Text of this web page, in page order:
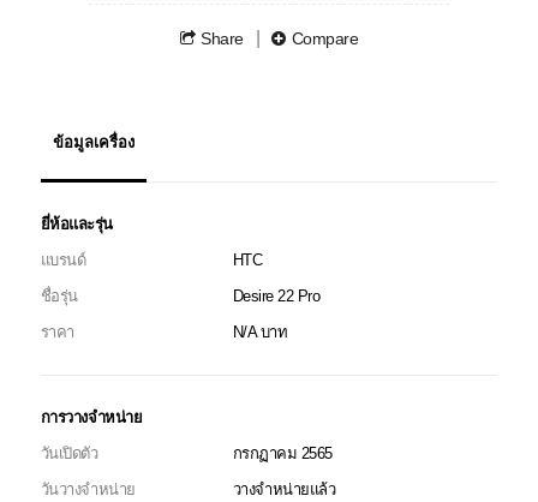
Share Compare
ข้อมูลเครื่อง
ยี่ห้อและรุ่น
แบรนด์
HTC
ชื่อรุ่น
Desire 22 Pro
ราคา
N/A บาท
การวางจำหน่าย
วันเปิดตัว
กรกฏาคม 2565
วันวางจำหน่าย
วางจำหน่ายแล้ว